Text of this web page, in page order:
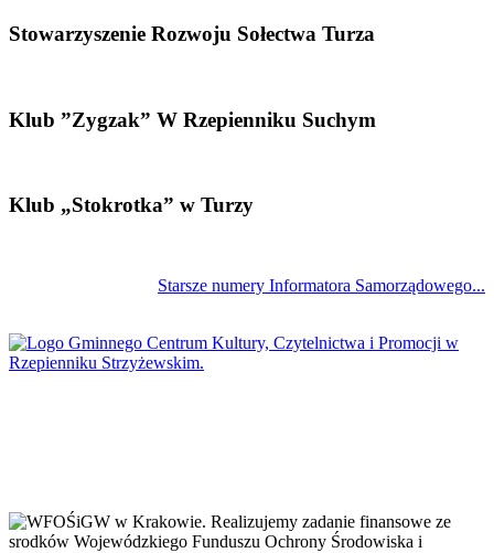
Stowarzyszenie Rozwoju Sołectwa Turza
Klub ”Zygzak” W Rzepienniku Suchym
Klub „Stokrotka” w Turzy
Starsze numery Informatora Samorządowego...